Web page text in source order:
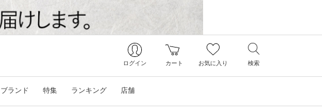
ログイン カート お気に入り 検索
ブランド 特集 ランキング 店舗